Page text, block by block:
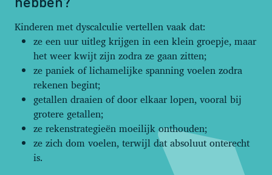
Kinderen met dyscalculie vertellen vaak dat:
ze een uur uitleg krijgen in een klein groepje, maar
het weer kwijt zijn zodra ze gaan zitten;
ze paniek of lichamelijke spanning voelen zodra
rekenen begint;
getallen draaien of door elkaar lopen, vooral bij
grotere getallen;
ze rekenstrategieën moeilijk onthouden;
ze zich dom voelen, terwijl dat absoluut onterecht
is.